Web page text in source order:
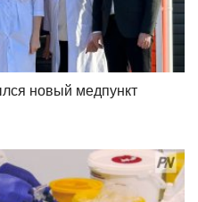
новый медпункт